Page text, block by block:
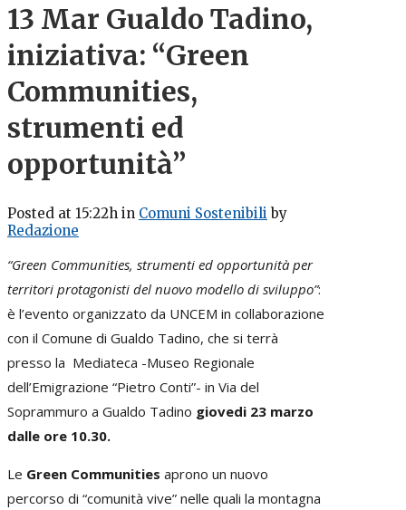
13 Mar Gualdo Tadino,
iniziativa: “Green
Communities,
strumenti ed
opportunità”
Posted at 15:22h in Comuni Sostenibili by
Redazione
“Green Communities, strumenti ed opportunità per
territori protagonisti del nuovo modello di sviluppo”:
è l’evento organizzato da UNCEM in collaborazione
con il Comune di Gualdo Tadino, che si terrà
presso la Mediateca -Museo Regionale
dell’Emigrazione “Pietro Conti”- in Via del
Soprammuro a Gualdo Tadino giovedi 23 marzo
dalle ore 10.30.
Le Green Communities aprono un nuovo
percorso di “comunità vive” nelle quali la montagna